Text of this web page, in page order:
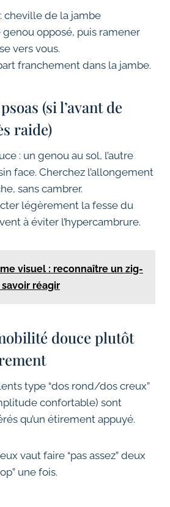
cheville de la jambe
opposé, puis ramener
vers vous.
franchement dans la jambe.
(si l’avant de
raide)
: un genou au sol, l’autre
face. Cherchez l’allongement
sans cambrer.
légèrement la fesse du
à éviter l’hypercambrure.
visuel : reconnaître un zig-
réagir
douce plutôt
type “dos rond/dos creux”
confortable) sont
qu’un étirement appuyé.
vaut faire “pas assez” deux
une fois.